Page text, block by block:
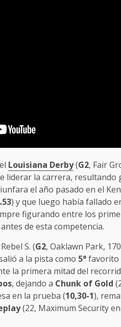
Louisiana Derby(G2, Fair
liderar la carrera, resultando
el año pasado en el
) y que luego había fallado
figurando entre los
de esta competencia.
S. (G2, Oaklawn Park,
a la pista como 5°favorito
la primera mitad del
, dejando a Chunk of Gold
en la prueba (10,30-1),
(22, Maximum Security